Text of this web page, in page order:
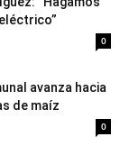
0
avanza hacia
de maíz
0